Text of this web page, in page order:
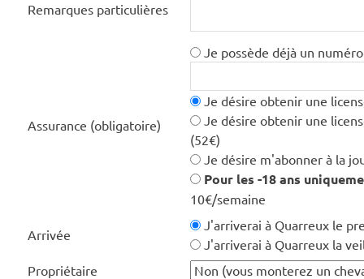
Remarques particulières
Assurance (obligatoire)
Je possède déjà un
Je désire obtenir une
Je désire obtenir une
(52€)
Je désire m'abonner à la
Pour les -18 ans
10€/semaine
Arrivée
J'arriverai à Quarreux le
J'arriverai à Quarreux la
Propriétaire